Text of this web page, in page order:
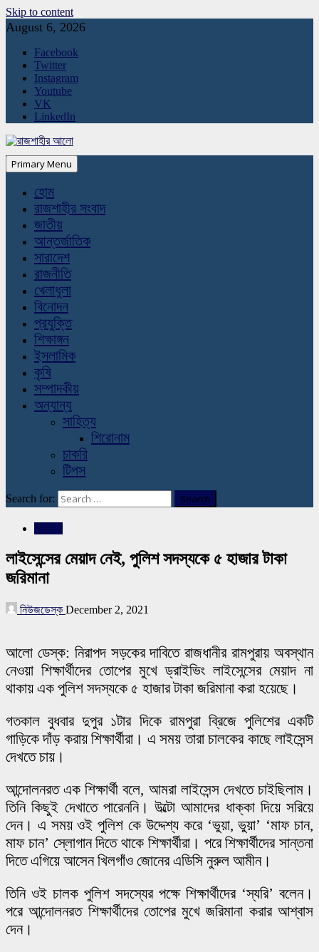
Skip to content
August 6, 2026
Facebook
Twitter
Instagram
Youtube
VK
LinkedIn
Primary Menu
হোম
রাজশাহীর সংবাদ
জাতীয়
আন্তর্জাতিক
সারাদেশ
রাজনীতি
খেলাধুলা
বিনোদন
প্রযুক্তি
শিক্ষাঙ্গন
ইসলামিক
কৃষি
সম্পাদকীয়
অন্যান্য
সাহিত্য
শিরোনাম
চাকরি
টিপস
Search for:
লাইসেন্সের মেয়াদ নেই, পুলিশ সদস্যকে ৫ হাজার টাকা
জরিমানা
নিউজডেস্ক December 2, 2021
আলো ডেস্ক: নিরাপদ সড়কের দাবিতে রাজধানীর রামপুরায় অবস্থান
নেওয়া শিক্ষার্থীদের তোপের মুখে ড্রাইভিং লাইসেন্সের মেয়াদ না
থাকায় এক পুলিশ সদস্যকে ৫ হাজার টাকা জরিমানা করা হয়েছে।
গতকাল বুধবার দুপুর ১টার দিকে রামপুরা ব্রিজে পুলিশের একটি
গাড়িকে দাঁড় করায় শিক্ষার্থীরা। এ সময় তারা চালকের কাছে লাইসেন্স
দেখতে চায়।
আন্দোলনরত এক শিক্ষার্থী বলে, আমরা লাইসেন্স দেখতে চাইছিলাম।
তিনি কিছুই দেখাতে পারেননি। উল্টো আমাদের ধাক্কা দিয়ে সরিয়ে
দেন। এ সময় ওই পুলিশ কে উদ্দেশ্য করে ‘ভুয়া, ভুয়া’ ‘মাফ চান,
মাফ চান’ স্লোগান দিতে থাকে শিক্ষার্থীরা। পরে শিক্ষার্থীদের সান্তনা
দিতে এগিয়ে আসেন খিলগাঁও জোনের এডিসি নুরুল আমীন।
তিনি ওই চালক পুলিশ সদস্যের পক্ষে শিক্ষার্থীদের ‘স্যরি’ বলেন।
পরে আন্দোলনরত শিক্ষার্থীদের তোপের মুখে জরিমানা করার আশ্বাস
দেন।